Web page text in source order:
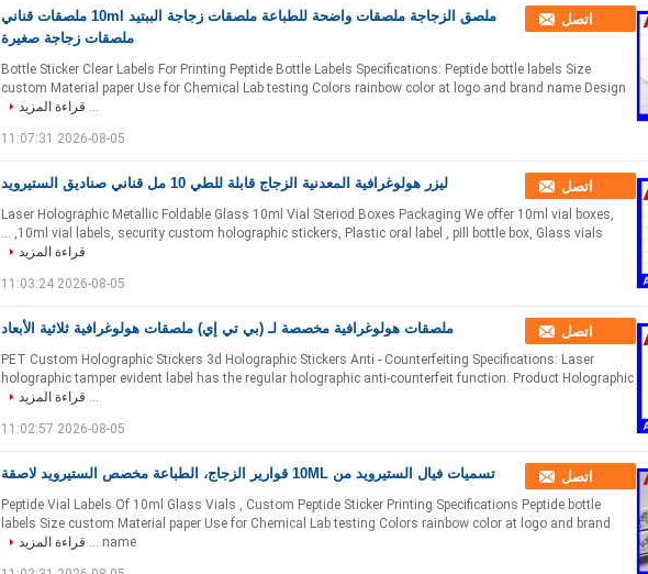
ملصق الزجاجة ملصقات واضحة للطباعة ملصقات زجاجة الببتيد 10ml ملصقات قناني
ملصقات زجاجة صغيرة
اتصل
Bottle Sticker Clear Labels For Printing Peptide Bottle Labels Specifications: Peptide bottle labels Size
custom Material paper Use for Chemical Lab testing Colors rainbow color at logo and brand name Design
... قراءة المزيد
2026-08-05 11:07:31
ليزر هولوغرافية المعدنية الزجاج قابلة للطي 10 مل قناني صناديق الستيرويد اتصل
Laser Holographic Metallic Foldable Glass 10ml Vial Steriod Boxes Packaging We offer 10ml vial boxes,
10ml vial labels, security custom holographic stickers, Plastic oral label , pill bottle box, Glass vials, ...
قراءة المزيد
2026-08-05 11:03:24
ملصقات هولوغرافية مخصصة لـ (بي تي إي) ملصقات هولوغرافية ثلاثية الأبعاد اتصل
PET Custom Holographic Stickers 3d Holographic Stickers Anti - Counterfeiting Specifications: Laser
holographic tamper evident label has the regular holographic anti-counterfeit function. Product Holographic
... قراءة المزيد
2026-08-05 11:02:57
تسميات فيال الستيرويد من 10ML قوارير الزجاج، الطباعة مخصص الستيرويد لاصقة اتصل
Peptide Vial Labels Of 10ml Glass Vials , Custom Peptide Sticker Printing Specifications Peptide bottle
labels Size custom Material paper Use for Chemical Lab testing Colors rainbow color at logo and brand
name ...
قراءة المزيد